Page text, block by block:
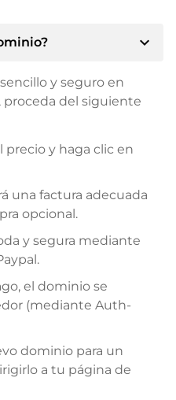
expand_more
y seguro en
proceda del siguiente
precio y haga clic en
una factura adecuada
opcional.
y segura mediante
el dominio se
(mediante Auth-
dominio para un
a tu página de